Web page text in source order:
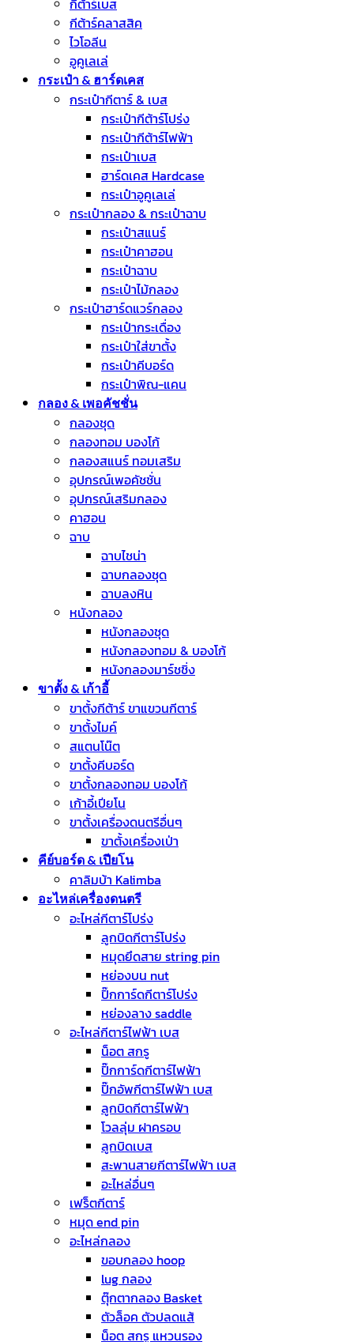
กีต้าร์เบส
กีต้าร์คลาสสิค
ไวโอลีน
อูคูเลเล่
กระเป๋า & ฮาร์ดเคส
กระเป๋ากีตาร์ & เบส
กระเป๋ากีต้าร์โปร่ง
กระเป๋ากีต้าร์ไฟฟ้า
กระเป๋าเบส
ฮาร์ดเคส Hardcase
กระเป๋าอูคูเลเล่
กระเป๋ากลอง & กระเป๋าฉาบ
กระเป๋าสแนร์
กระเป๋าคาฮอน
กระเป๋าฉาบ
กระเป๋าไม้กลอง
กระเป๋าฮาร์ดแวร์กลอง
กระเป๋ากระเดื่อง
กระเป๋าใส่ขาตั้ง
กระเป๋าคีบอร์ด
กระเป๋าพิณ-แคน
กลอง & เพอคัชชั่น
กลองชุด
กลองทอม บองโก้
กลองสแนร์ ทอมเสริม
อุปกรณ์เพอคัชชั่น
อุปกรณ์เสริมกลอง
คาฮอน
ฉาบ
ฉาบไชน่า
ฉาบกลองชุด
ฉาบลงหิน
หนังกลอง
หนังกลองชุด
หนังกลองทอม & บองโก้
หนังกลองมาร์ชชิ่ง
ขาตั้ง & เก้าอี้
ขาตั้งกีต้าร์ ขาแขวนกีตาร์
ขาตั้งไมค์
สแตนโน๊ต
ขาตั้งคีบอร์ด
ขาตั้งกลองทอม บองโก้
เก้าอี้เปียโน
ขาตั้งเครื่องดนตรีอื่นๆ
ขาตั้งเครื่องเป่า
คีย์บอร์ด & เปียโน
คาลิมบ้า Kalimba
อะไหล่เครื่องดนตรี
อะไหล่กีตาร์โปร่ง
ลูกบิดกีตาร์โปร่ง
หมุดยึดสาย string pin
หย่องบน nut
ปิ๊กการ์ดกีตาร์โปร่ง
หย่องลาง saddle
อะไหล่กีตาร์ไฟฟ้า เบส
น็อต สกรู
ปิ๊กการ์ดกีตาร์ไฟฟ้า
ปิ๊กอัพกีตาร์ไฟฟ้า เบส
ลูกบิดกีตาร์ไฟฟ้า
โวลลุ่ม ฝาครอบ
ลูกบิดเบส
สะพานสายกีตาร์ไฟฟ้า เบส
อะไหล่อื่นๆ
เฟร็ตกีตาร์
หมุด end pin
อะไหล่กลอง
ขอบกลอง hoop
lug กลอง
ตุ๊กตากลอง Basket
ตัวล็อค ตัวปลดแส้
น็อต สกรู แหวนรอง